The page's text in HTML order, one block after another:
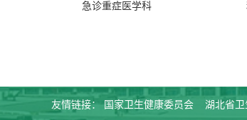
急诊重症医学科
友情链接：国家卫生健康委员会 湖北省